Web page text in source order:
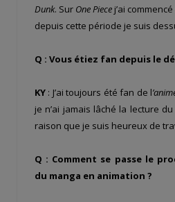
Dunk. Sur One Piece j’ai
depuis cette période je suis
Q : Vous étiez fan depuis le
KY : J’ai toujours été fan de l
je n’ai jamais lâché la lecture
raison que je suis heureux de
Q : Comment se passe le
du manga en animation ?